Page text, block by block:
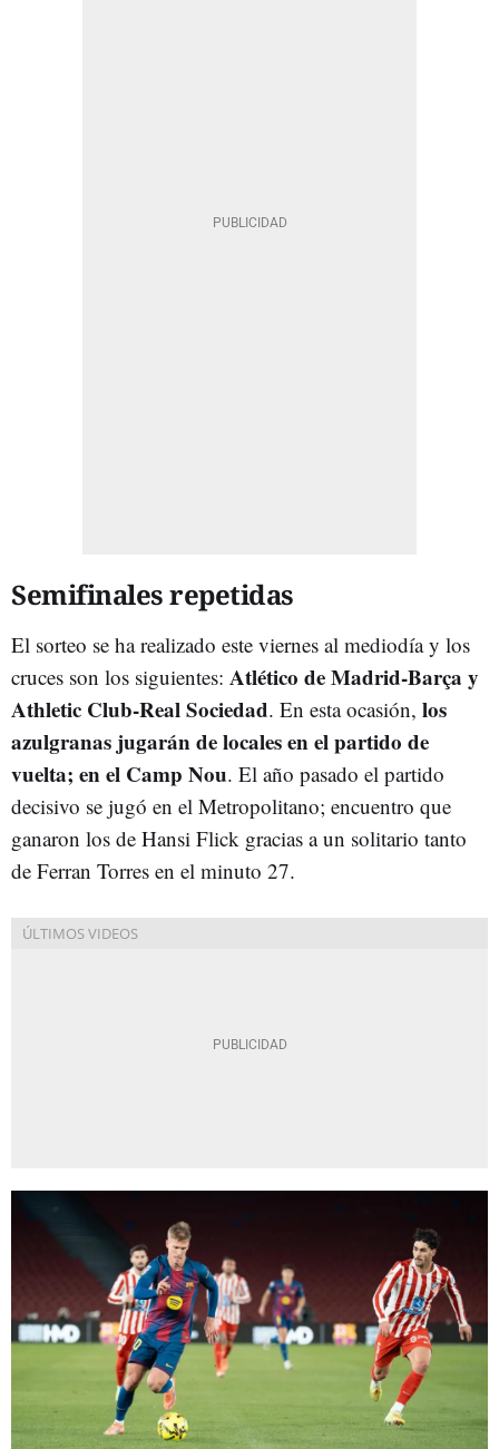
Semifinales repetidas
El sorteo se ha realizado este viernes al mediodía y los
cruces son los siguientes: Atlético de Madrid-Barça y
Athletic Club-Real Sociedad. En esta ocasión, los
azulgranas jugarán de locales en el partido de
vuelta; en el Camp Nou. El año pasado el partido
decisivo se jugó en el Metropolitano; encuentro que
ganaron los de Hansi Flick gracias a un solitario tanto
de Ferran Torres en el minuto 27.